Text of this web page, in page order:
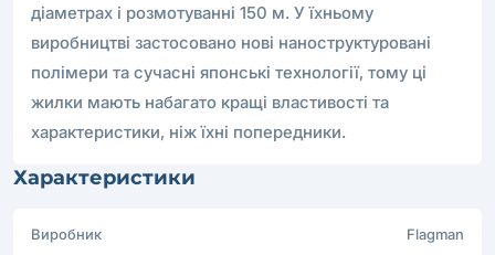
діаметрах і розмотуванні 150 м. У їхньому
виробництві застосовано нові наноструктуровані
полімери та сучасні японські технології, тому ці
жилки мають набагато кращі властивості та
характеристики, ніж їхні попередники.
Характеристики
Виробник Flagman